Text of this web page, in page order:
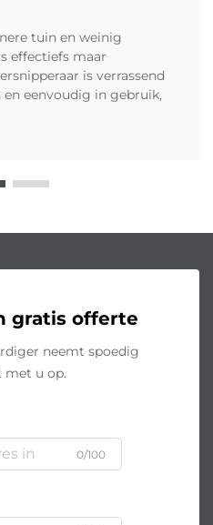
tuin en weinig
effectiefs maar
is verrassend
eenvoudig in gebruik,
gratis offerte
neemt spoedig
met u op.
0/100